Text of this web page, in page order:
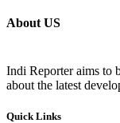
About US
Indi Reporter aims to
about the latest
Quick Links